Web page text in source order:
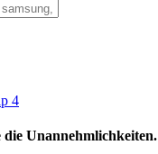
4
die Unannehmlichkeiten.